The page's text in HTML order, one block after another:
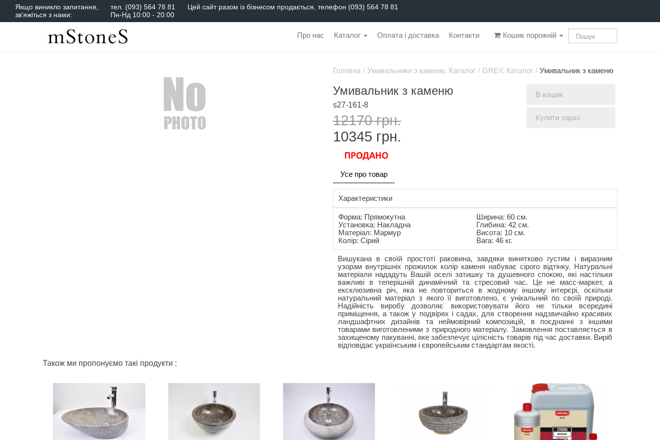
Якщо виникло запитання,
зв'яжіться з нами:
тел. (093) 564 78 81
Пн-Нд 10:00 - 20:00
Цей сайт разом із бізнесом продається, телефон (093) 564 78 81
Кошик порожній
Про нас Каталог Оплата і доставка Контакти
Головна / Умивальники з каменю. Каталог / GREY. Каталог / Умивальник з каменю
Умивальник з каменю
s27-161-8
12170 грн.
10345 грн.
В кошик
Купити зараз
Усе про товар
Характеристики
Форма: Прямокутна
Установка: Накладна
Матеріал: Мармур
Колір: Сірий
Ширина: 60 см.
Глибина: 42 см.
Висота: 10 см.
Вага: 46 кг.
Вишукана в своїй простоті раковина, завдяки винятково густим і виразним
узорам внутрішніх прожилок колір каменя набуває сірого відтінку. Натуральні
матеріали нададуть Вашій оселі затишку та душевного спокою, які настільки
важливі в теперішній динамічний та стресовий час. Це не масс-маркет, а
ексклюзивна річ, яка не повториться в жодному іншому інтерєрі, оскільки
натуральний матеріал з якого її виготовлено, є унікальний по своїй природі.
Надійність виробу дозволяє використовувати його не тільки всередині
приміщення, а також у подвірях і садах, для створення надзвичайно красивих
ландшафтних дизайнів та неймовірний композицій, в поєднанні з іншими
товарами виготовленими з природного матеріалу. Замовлення поставляється в
захищеному пакуванні, яке забезпечує цілісність товарів під час доставки. Виріб
відповідає українським і європейським стандартам якості.
Також ми пропонуємо такі продукти :